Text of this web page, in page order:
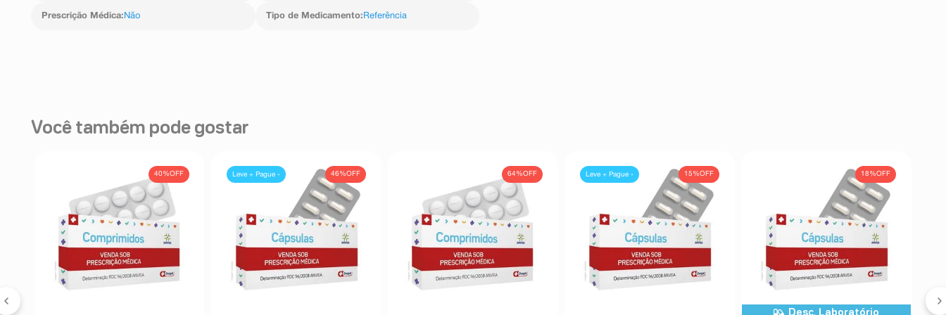
Prescrição Médica: Não Tipo de Medicamento: Referência
Você também pode gostar
40%OFF 46%OFF
Leve + Pague - 64%OFF 15%OFF
Leve + Pague - 18%OFF
Desc. Laboratório